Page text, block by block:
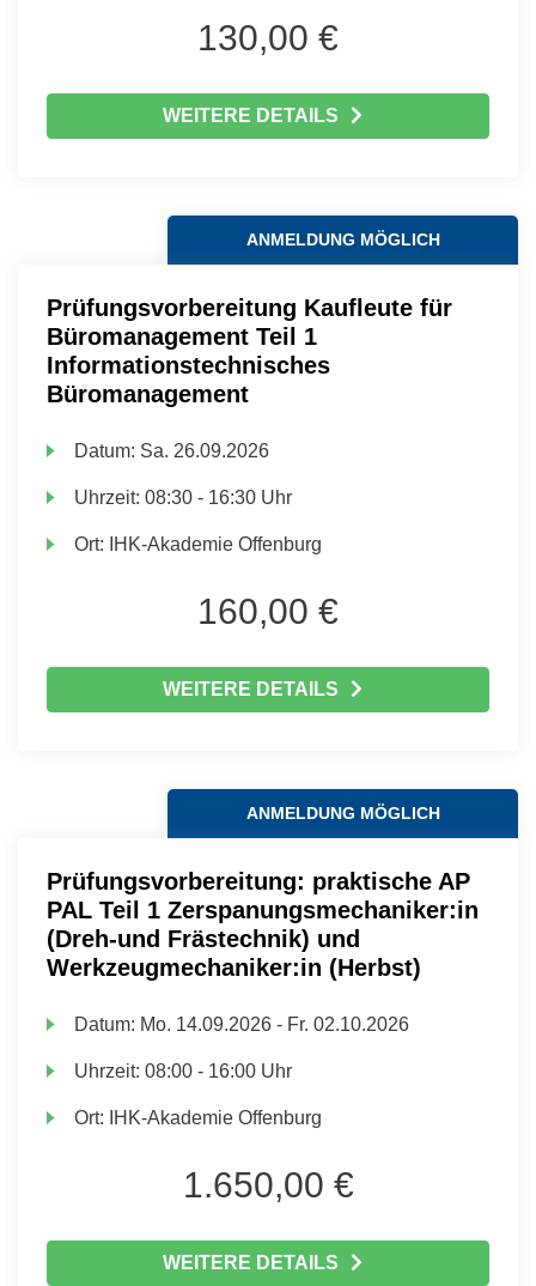
130,00 €
WEITERE DETAILS
ANMELDUNG MÖGLICH
Prüfungsvorbereitung Kaufleute für
Büromanagement Teil 1
Informationstechnisches
Büromanagement
Datum: Sa. 26.09.2026
Uhrzeit:08:30 - 16:30 Uhr
Ort: IHK-Akademie Offenburg
160,00 €
WEITERE DETAILS
ANMELDUNG MÖGLICH
Prüfungsvorbereitung: praktische AP
PAL Teil 1 Zerspanungsmechaniker:in
(Dreh-und Frästechnik) und
Werkzeugmechaniker:in (Herbst)
Datum: Mo. 14.09.2026 - Fr. 02.10.2026
Uhrzeit:08:00 - 16:00 Uhr
Ort: IHK-Akademie Offenburg
1.650,00 €
WEITERE DETAILS